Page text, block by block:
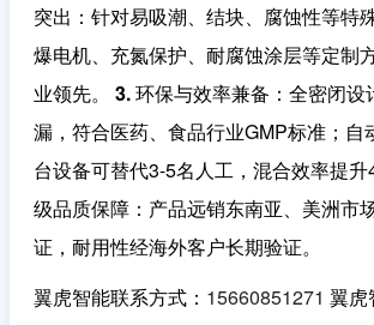
突出 ：针对易吸潮、结块、腐蚀性等特
爆电机、充氮保护、耐腐蚀涂层等定制
业领先。 3. 环保与效率兼备 ：全密闭
漏，符合医药、食品行业GMP标准；自
台设备可替代3-5名人工，混合效率提升
级品质保障 ：产品远销东南亚、美洲市
证，耐用性经海外客户长期验证。
翼虎智能联系方式： 15660851271 翼虎